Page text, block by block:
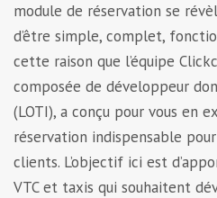
module de réservation se
d’être simple, complet,
cette raison que l’équipe
composée de développeur
(LOTI), a conçu pour vous en
réservation indispensable
clients. L’objectif ici est
VTC et taxis qui souhaitent